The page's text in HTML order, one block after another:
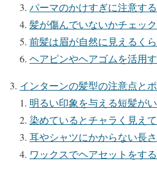
パーマのかけすぎに注意する
髪が傷んでいないかチェッ
前髪は眉が自然に見えるく
ヘアピンやヘアゴムを活用
インターンの髪型の注意点と
明るい印象を与える短髪が
染めているとチャラく見え
耳やシャツにかからない長
ワックスでヘアセットをする